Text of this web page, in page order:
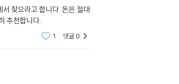
찾으라고 합니다. 돈은 절대
추천합니다.
1 댓글0